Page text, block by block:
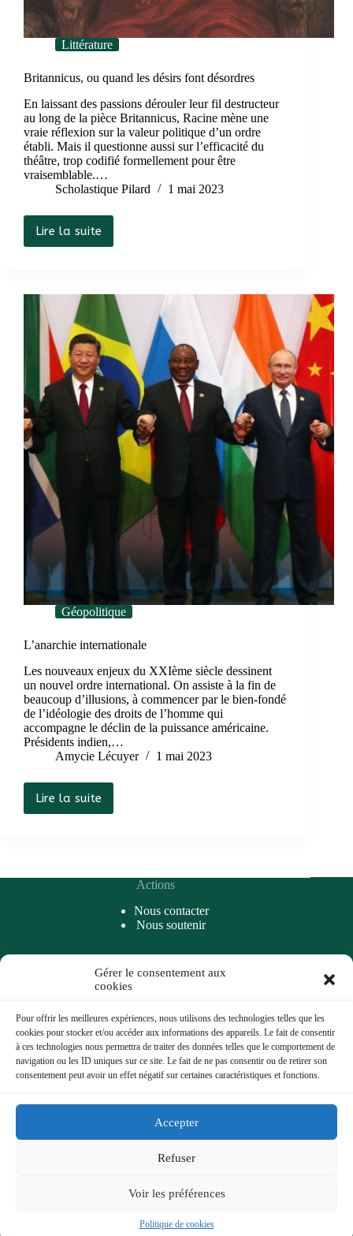
Gérer le consentement aux
cookies
Pour offrir les meilleures expériences, nous utilisons des technologies telles que les
cookies pour stocker et/ou accéder aux informations des appareils. Le fait de consentir
à ces technologies nous permettra de traiter des données telles que le comportement de
navigation ou les ID uniques sur ce site. Le fait de ne pas consentir ou de retirer son
consentement peut avoir un effet négatif sur certaines caractéristiques et fonctions.
Accepter
Refuser
Voir les préférences
Politique de cookies
Littérature
Britannicus, ou quand les désirs font désordres
En laissant des passions dérouler leur fil destructeur
au long de la pièce Britannicus, Racine mène une
vraie réflexion sur la valeur politique d’un ordre
établi. Mais il questionne aussi sur l’efficacité du
théâtre, trop codifié formellement pour être
vraisemblable.…
Scholastique Pilard
1 mai 2023
Lire la suite
Britannicus,
ou
désirs
font
désordres
Géopolitique
L’anarchie internationale
Les nouveaux enjeux du XXIème siècle dessinent
un nouvel ordre international. On assiste à la fin de
beaucoup d’illusions, à commencer par le bien-fondé
de l’idéologie des droits de l’homme qui
accompagne le déclin de la puissance américaine.
Présidents indien,…
Amycie Lécuyer
1 mai 2023
Lire la suite
L’anarchie
internationale
Actions
Nous contacter
Nous soutenir
Accès rapide
Podcasts
A Propos
Coups de cœur
Archives
Mentions légales
Politique de gestion des Cookies